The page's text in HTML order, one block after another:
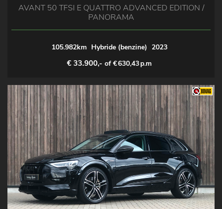
AVANT 50 TFSI E QUATTRO ADVANCED EDITION /
PANORAMA
105.982km Hybride (benzine) 2023
€ 33.900,- of €630,43p.m